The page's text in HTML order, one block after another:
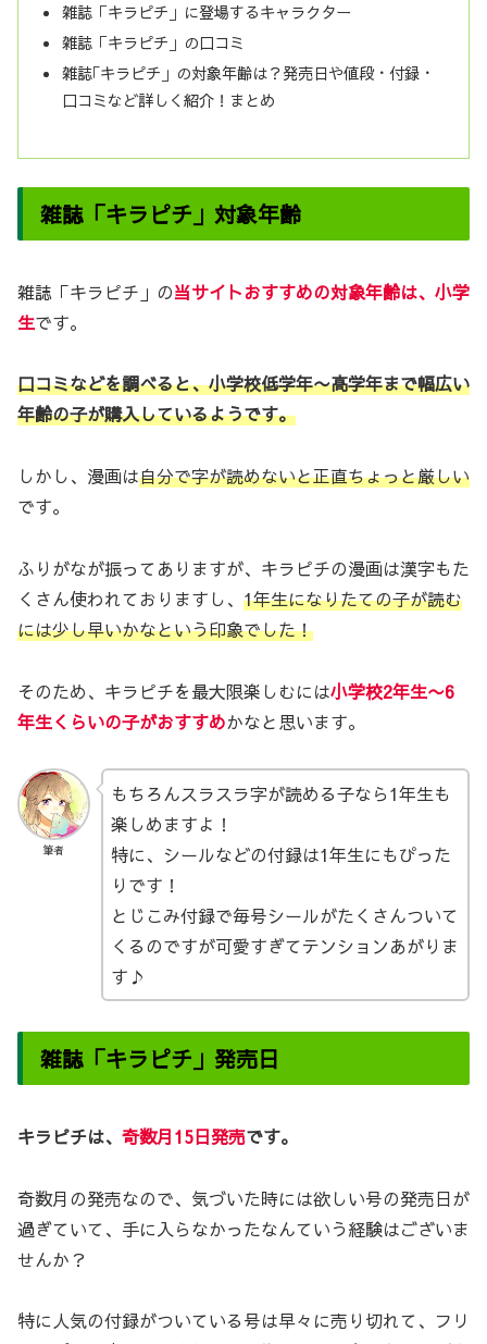
雑誌「キラピチ」に登場するキャラクター
雑誌「キラピチ」の口コミ
雑誌｢キラピチ」の対象年齢は？発売日や値段・付録・
口コミなど詳しく紹介！まとめ
雑誌「キラピチ」対象年齢
雑誌「キラピチ」の当サイトおすすめの対象年齢は、小学
生です。
口コミなどを調べると、小学校低学年〜高学年まで幅広い
年齢の子が購入しているようです。
しかし、漫画は自分で字が読めないと正直ちょっと厳しい
です。
ふりがなが振ってありますが、キラピチの漫画は漢字もた
くさん使われておりますし、 1年生になりたての子が読む
には少し早いかなという印象でした！
そのため、キラピチを最大限楽しむには小学校2年生〜6
年生くらいの子がおすすめかなと思います。
筆者
もちろんスラスラ字が読める子なら1年生も
楽しめますよ！
特に、シールなどの付録は1年生にもぴった
りです！
とじこみ付録で毎号シールがたくさんついて
くるのですが可愛すぎてテンションあがりま
す♪
雑誌「キラピチ」発売日
キラピチは、 奇数月15日発売です。
奇数月の発売なので、気づいた時には欲しい号の発売日が
過ぎていて、手に入らなかったなんていう経験はございま
せんか？
特に人気の付録がついている号は早々に売り切れて、フリ